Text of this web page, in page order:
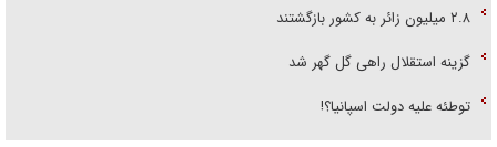
۲.۸ میلیون زائر به کشور بازگشتند
گزینه استقلال راهی گل گهر شد
توطئه علیه دولت اسپانیا؟!